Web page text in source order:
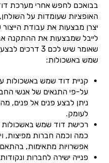
בבואכם לחפש אחרי מערכת
האופציות שעומדות על
יצרן מבצעות את עבודת
לייבל שמבצעות את ההתקנה
שאומר שיש לכם
שמש באשכולות:
קניית דוד שמש באשכולות
על-פי התנאים של אנשי
ניתן לבצע פנים אל פנים,
לעומק.
רכישת דוד שמש באשכולות
כמה וכמה חברות מפיצות,
אפשרויות מתאימות,
פנייה ישירה לחברות